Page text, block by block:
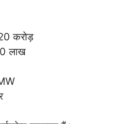
करोड़
लाख